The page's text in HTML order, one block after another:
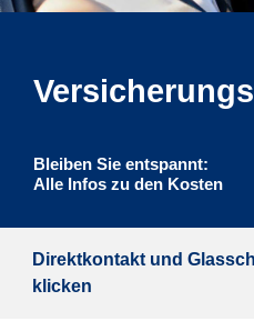
Bleiben Sie entspannt:
Alle Infos zu den Kosten
Direktkontakt und
klicken